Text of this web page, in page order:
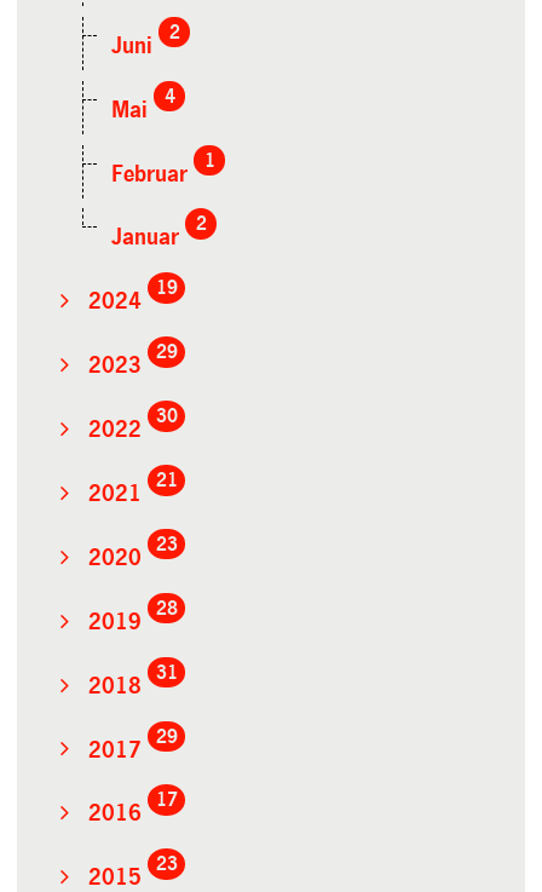
Juni
2
Mai
4
Februar
1
Januar
2
2024
19
2023
29
2022
30
2021
21
2020
23
2019
28
2018
31
2017
29
2016
17
2015
23